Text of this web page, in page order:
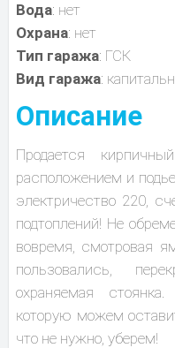
Вода: нет
Охрана: нет
Тип гаража: ГСК
Вид гаража:
Описание
Продается
расположением и
электричество 220,
подтоплений! Не
вовремя, смотровая
пользовались,
охраняемая
которую можем
что не нужно, уберем!